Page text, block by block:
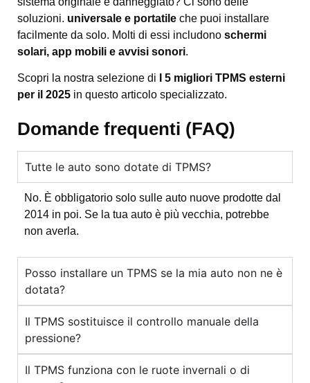
soluzioni. universale e portatile che puoi installare
facilmente da solo. Molti di essi includono schermi
solari, app mobili e avvisi sonori.
Scopri la nostra selezione di
I 5 migliori TPMS esterni
per il 2025 in questo articolo specializzato.
Domande frequenti (FAQ)
Tutte le auto sono dotate di TPMS?
No. È obbligatorio solo sulle auto nuove prodotte dal
2014 in poi. Se la tua auto è più vecchia, potrebbe
non averla.
Posso installare un TPMS se la mia auto non ne è
dotata?
Il TPMS sostituisce il controllo manuale della
pressione?
Il TPMS funziona con le ruote invernali o di